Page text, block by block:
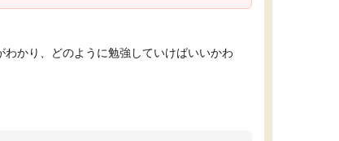
かり、どのように勉強していけばいいかわ